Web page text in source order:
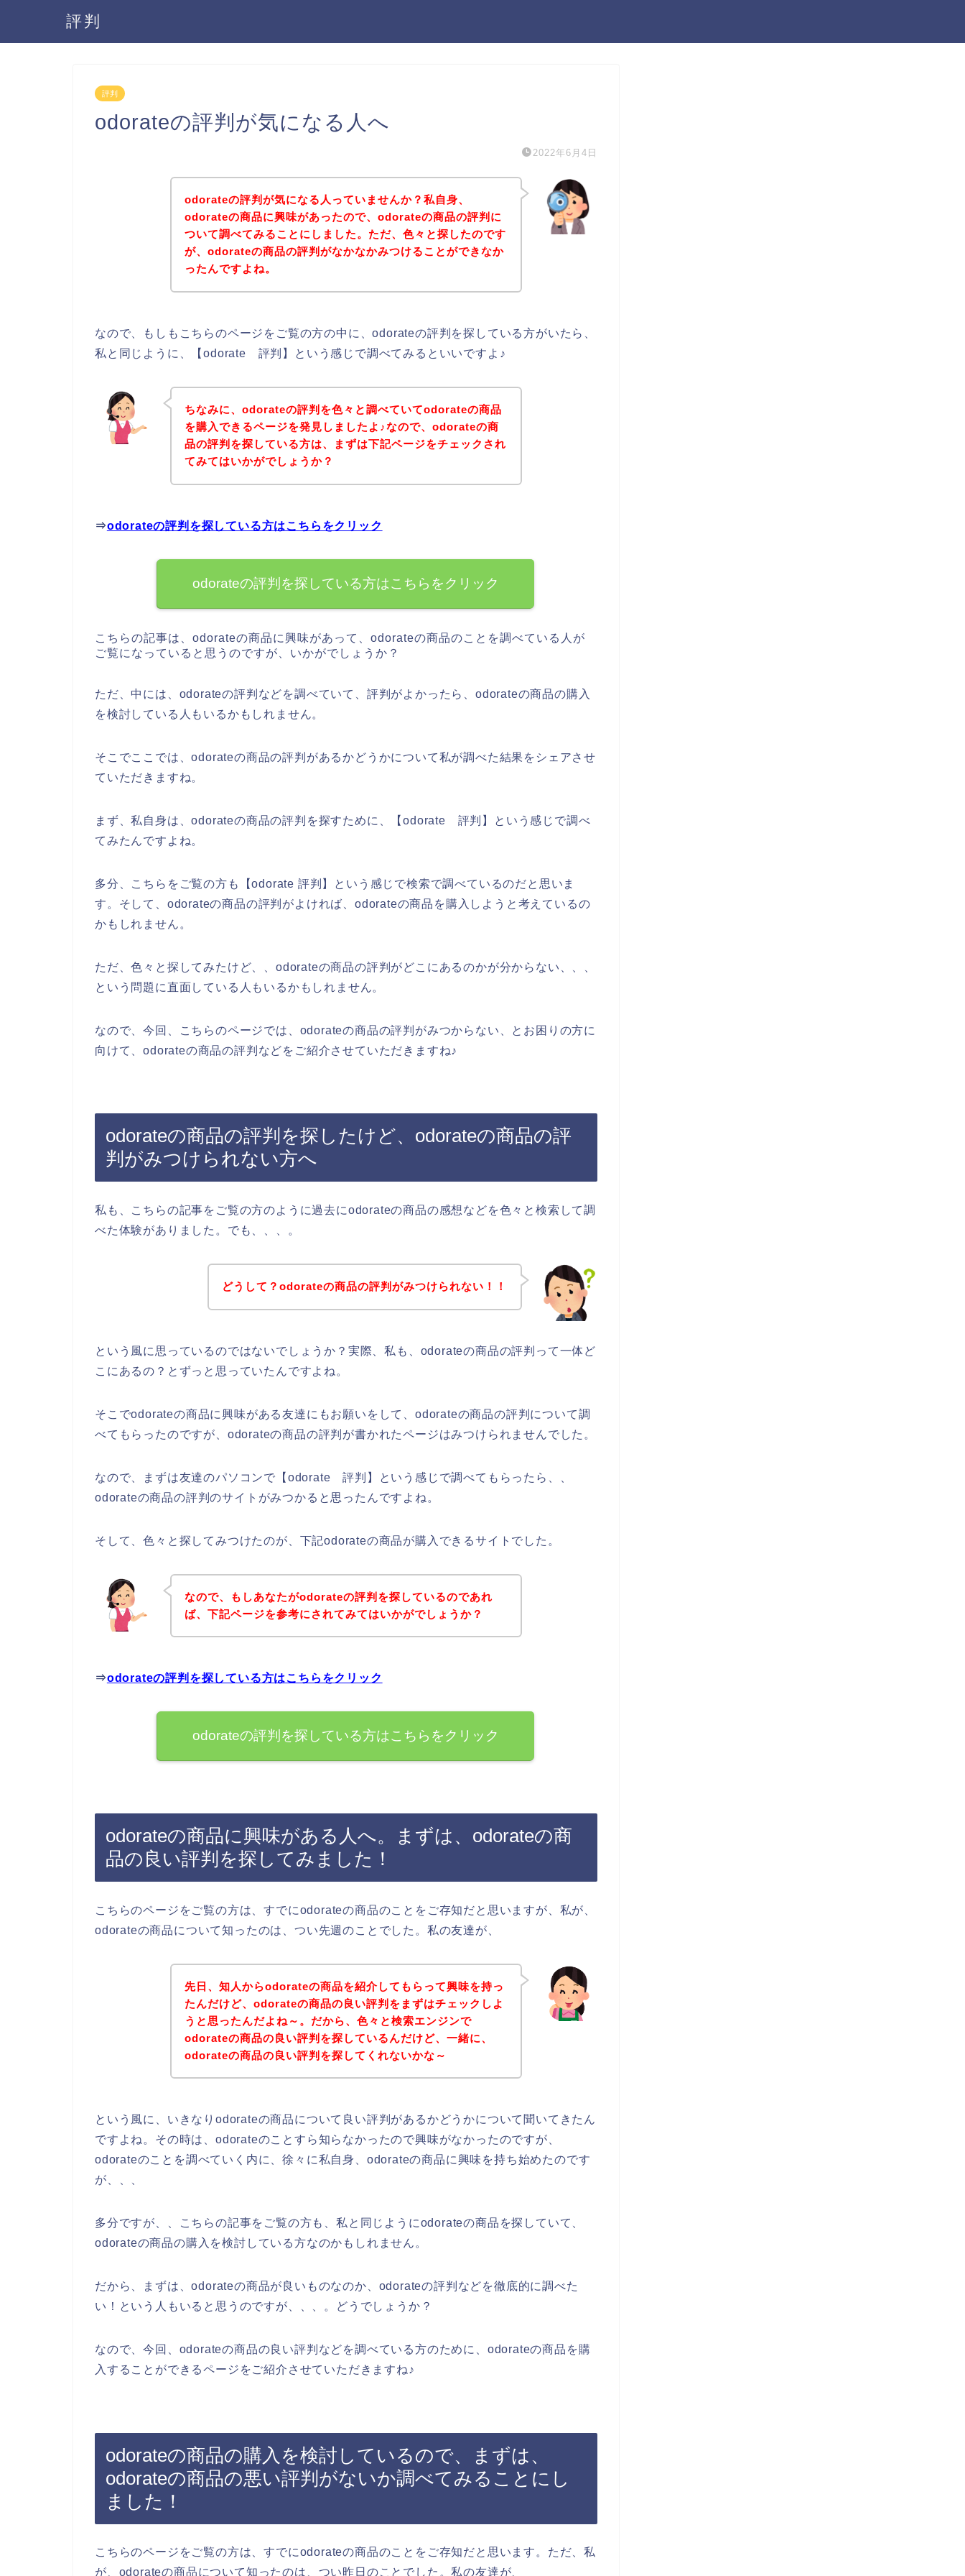
評判
評判
odorateの評判が気になる人へ
2022年6月4日
odorateの評判が気になる人っていませんか？私自身、
odorateの商品に興味があったので、odorateの商品の評判に
ついて調べてみることにしました。ただ、色々と探したのです
が、odorateの商品の評判がなかなかみつけることができなか
ったんですよね。
なので、もしもこちらのページをご覧の方の中に、odorateの評判を探している方がいたら、
私と同じように、【odorate 評判】という感じで調べてみるといいですよ♪
ちなみに、odorateの評判を色々と調べていてodorateの商品
を購入できるページを発見しましたよ♪なので、odorateの商
品の評判を探している方は、まずは下記ページをチェックされ
てみてはいかがでしょうか？
⇒odorateの評判を探している方はこちらをクリック
odorateの評判を探している方はこちらをクリック
こちらの記事は、odorateの商品に興味があって、odorateの商品のことを調べている人が
ご覧になっていると思うのですが、いかがでしょうか？
ただ、中には、odorateの評判などを調べていて、評判がよかったら、odorateの商品の購入
を検討している人もいるかもしれません。
そこでここでは、odorateの商品の評判があるかどうかについて私が調べた結果をシェアさせ
ていただきますね。
まず、私自身は、odorateの商品の評判を探すために、【odorate 評判】という感じで調べ
てみたんですよね。
多分、こちらをご覧の方も【odorate 評判】という感じで検索で調べているのだと思いま
す。そして、odorateの商品の評判がよければ、odorateの商品を購入しようと考えているの
かもしれません。
ただ、色々と探してみたけど、、odorateの商品の評判がどこにあるのかが分からない、、、
という問題に直面している人もいるかもしれません。
なので、今回、こちらのページでは、odorateの商品の評判がみつからない、とお困りの方に
向けて、odorateの商品の評判などをご紹介させていただきますね♪
odorateの商品の評判を探したけど、odorateの商品の評
判がみつけられない方へ
私も、こちらの記事をご覧の方のように過去にodorateの商品の感想などを色々と検索して調
べた体験がありました。でも、、、。
どうして？odorateの商品の評判がみつけられない！！
という風に思っているのではないでしょうか？実際、私も、odorateの商品の評判って一体ど
こにあるの？とずっと思っていたんですよね。
そこでodorateの商品に興味がある友達にもお願いをして、odorateの商品の評判について調
べてもらったのですが、odorateの商品の評判が書かれたページはみつけられませんでした。
なので、まずは友達のパソコンで【odorate 評判】という感じで調べてもらったら、、
odorateの商品の評判のサイトがみつかると思ったんですよね。
そして、色々と探してみつけたのが、下記odorateの商品が購入できるサイトでした。
なので、もしあなたがodorateの評判を探しているのであれ
ば、下記ページを参考にされてみてはいかがでしょうか？
⇒odorateの評判を探している方はこちらをクリック
odorateの評判を探している方はこちらをクリック
odorateの商品に興味がある人へ。まずは、odorateの商
品の良い評判を探してみました！
こちらのページをご覧の方は、すでにodorateの商品のことをご存知だと思いますが、私が、
odorateの商品について知ったのは、つい先週のことでした。私の友達が、
先日、知人からodorateの商品を紹介してもらって興味を持っ
たんだけど、odorateの商品の良い評判をまずはチェックしよ
うと思ったんだよね～。だから、色々と検索エンジンで
odorateの商品の良い評判を探しているんだけど、一緒に、
odorateの商品の良い評判を探してくれないかな～
という風に、いきなりodorateの商品について良い評判があるかどうかについて聞いてきたん
ですよね。その時は、odorateのことすら知らなかったので興味がなかったのですが、
odorateのことを調べていく内に、徐々に私自身、odorateの商品に興味を持ち始めたのです
が、、、
多分ですが、、こちらの記事をご覧の方も、私と同じようにodorateの商品を探していて、
odorateの商品の購入を検討している方なのかもしれません。
だから、まずは、odorateの商品が良いものなのか、odorateの評判などを徹底的に調べた
い！という人もいると思うのですが、、、。どうでしょうか？
なので、今回、odorateの商品の良い評判などを調べている方のために、odorateの商品を購
入することができるページをご紹介させていただきますね♪
odorateの商品の購入を検討しているので、まずは、
odorateの商品の悪い評判がないか調べてみることにし
ました！
こちらのページをご覧の方は、すでにodorateの商品のことをご存知だと思います。ただ、私
が、odorateの商品について知ったのは、つい昨日のことでした。私の友達が、